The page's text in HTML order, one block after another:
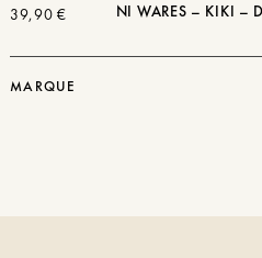
NI WARES – KIKI –
39,90€
MARQUE